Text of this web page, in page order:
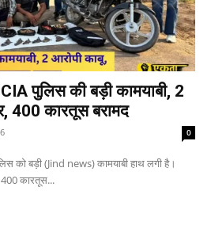
पुलिस की बड़ी कामयाबी, 2
400 कारतूस बरामद
0
को बड़ी (Jind news) कामयाबी हाथ लगी है।
400 कारतूस...